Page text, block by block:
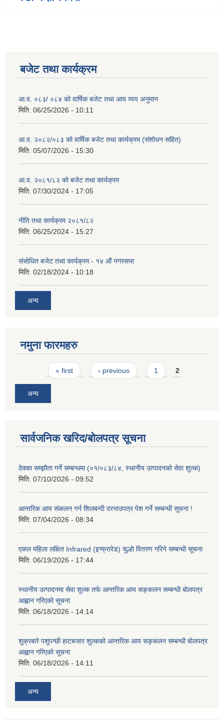
बजेट तथा कार्यक्रम
आ.व. ०८३/ ०८४ को वार्षिक बजेट तथा आय व्यय अनुमान
मिति: 06/25/2026 - 10:11
आ.व. २०८२/०८३ को वार्षिक बजेट तथा कार्यक्रम (संशोधन सहित)
मिति: 05/07/2026 - 15:30
आ.व. २०८१/८२ को बजेट तथा कार्यक्रम
मिति: 07/30/2024 - 17:05
नीति तथा कार्यक्रम २०८१/८२
मिति: 06/25/2024 - 15:27
संसोधित बजेट तथा कार्यक्रम - १४ औं नगरसभा
मिति: 02/18/2024 - 10:18
अन्य
नमुना फारमहरु
Pages« first ‹ previous 1 2
अन्य
सार्वजनिक खरिद/बोलपत्र सूचना
ठेक्का सम्झौता गर्ने सम्बन्धमा (०१/०८३/८४, स्थानीय उत्पादनको सेवा शुल्क)
मिति: 07/10/2026 - 09:52
आन्तरिक आय संकलन गर्न शिलबन्दी दरभाउपत्र पेश गर्ने सम्बन्धी सूचना !
मिति: 07/04/2026 - 08:34
एकल महिला लक्षित Infrared (इन्फ्रारेड) चुल्हो वितरण गरिने सम्बन्धी सूचना
मिति: 06/19/2026 - 17:44
स्थानीय उत्पादनमा सेवा शुल्क तर्फ आन्तरिक आय सङ्कलन सम्बन्धी बोलपत्र
आह्वान गरिएको सूचना
मिति: 06/18/2026 - 14:14
शुक्रबारे पशुपन्छी हाटबजार शुल्कको आन्तरिक आय सङ्कलन सम्बन्धी बोलपत्र
आह्वान गरिएको सूचना
मिति: 06/18/2026 - 14:11
अन्य